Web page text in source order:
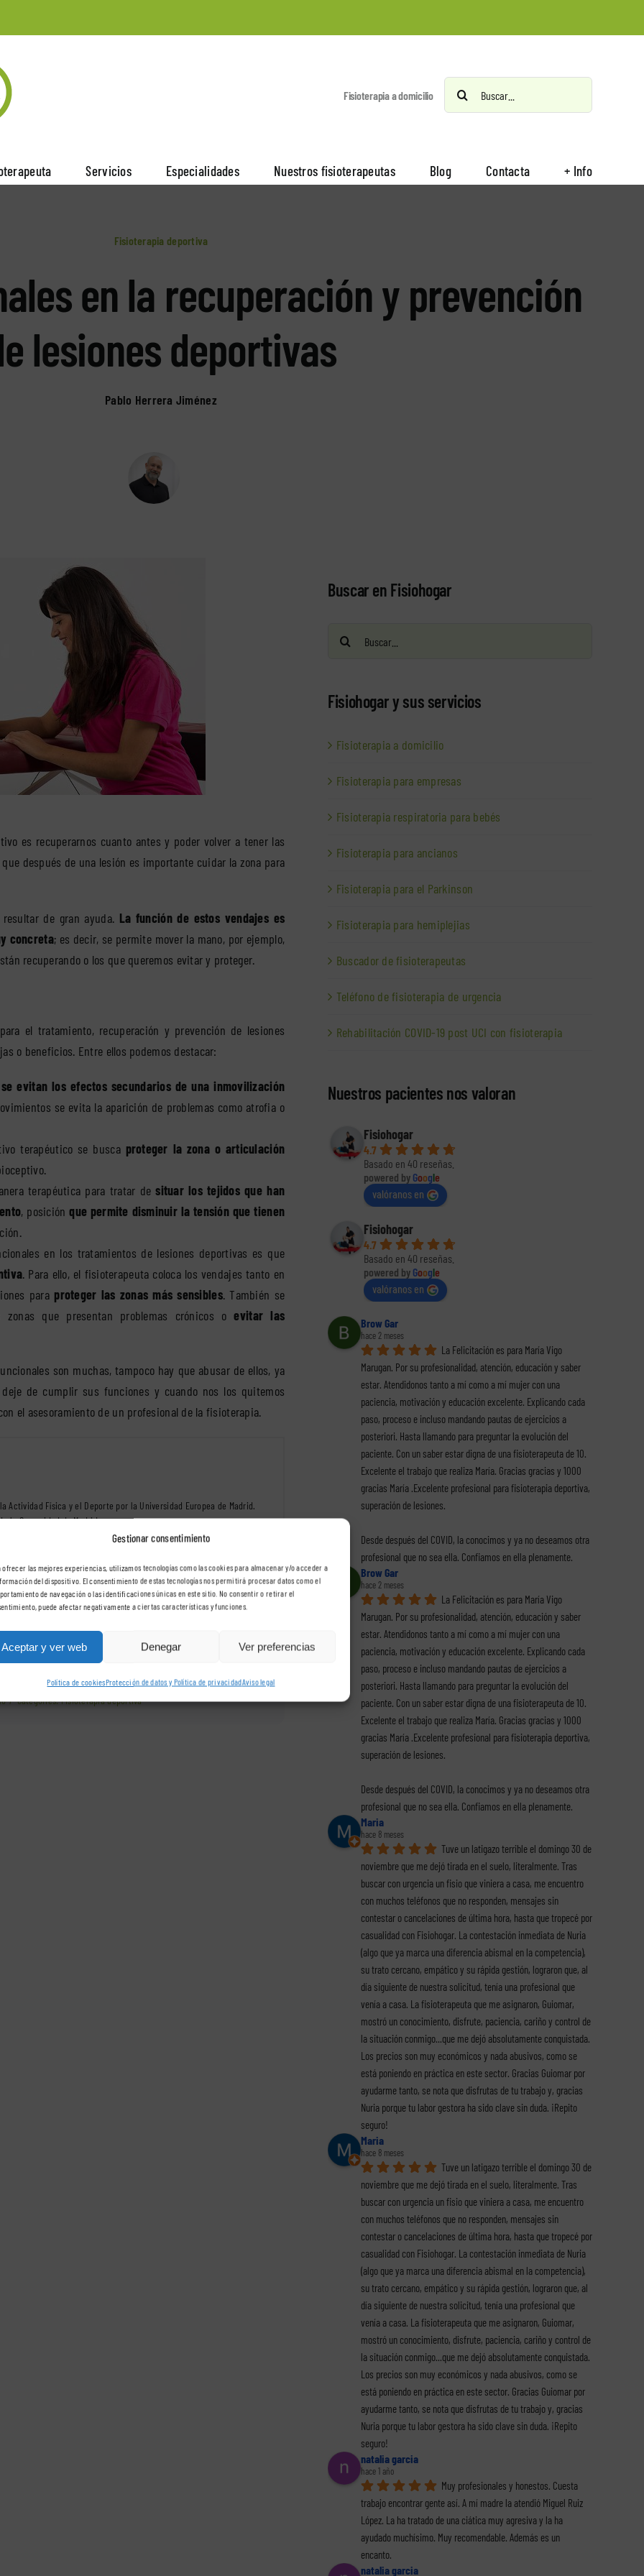
Gestionar consentimiento
ofrecer las mejores experiencias, utilizamos tecnologías como las cookies para almacenar y/o acceder a
del dispositivo. El consentimiento de estas tecnologías nos permitirá procesar datos como el
de navegación o las identificaciones únicas en este sitio. No consentir o retirar el
puede afectar negativamente a ciertas características y funciones.
Aceptar y ver web Denegar Ver preferencias
Política de cookiesProtección de datos y Política de privacidadAviso legal
Fisioterapia a domicilio
Buscar:
Servicios Especialidades Nuestros fisioterapeutas Blog Contacta + Info
Fisioterapia deportiva
en la recuperación y prevención
lesiones deportivas
Pablo Herrera Jiménez
es recuperarnos cuanto antes y poder volver a tener las
después de una lesión es importante cuidar la zona para
de gran ayuda. La función de estos vendajes es
concreta; es decir, se permite mover la mano, por ejemplo,
recuperando o los que queremos evitar y proteger.
el tratamiento, recuperación y prevención de lesiones
o beneficios. Entre ellos podemos destacar:
se evitan los efectos secundarios de una inmovilización
se evita la aparición de problemas como atrofia o
terapéutico se busca proteger la zona o articulación
terapéutica para tratar de situar los tejidos que han
, posiciónque permite disminuir la tensión que tienen
en los tratamientos de lesiones deportivas es que
. Para ello, el fisioterapeuta coloca los vendajes tanto en
para proteger las zonas más sensibles. También se
zonas que presentan problemas crónicos oevitar las
son muchas, tampoco hay que abusar de ellos, ya
de cumplir sus funciones y cuando nos los quitemos
el asesoramiento de un profesional de la fisioterapia.
Actividad Física y el Deporte por la Universidad Europea de Madrid.
la Comunidad de Madrid.
www.fisiohogar.com
/ Categories:Fisioterapia deportiva
Buscar en Fisiohogar
Buscar:
Fisiohogar y sus servicios
Fisioterapia a domicilio
Fisioterapia para empresas
Fisioterapia respiratoria para bebés
Fisioterapia para ancianos
Fisioterapia para el Parkinson
Fisioterapia para hemiplejias
Buscador de fisioterapeutas
Teléfono de fisioterapia de urgencia
Rehabilitación COVID-19 post UCI con fisioterapia
Nuestros pacientes nos valoran
Fisiohogar
4.7
Basado en 40 reseñas.
powered by Google
valóranos en
Fisiohogar
4.7
Basado en 40 reseñas.
powered by Google
valóranos en
Brow Gar
hace 2 meses
La Felicitación es para María Vigo
Marugan. Por su profesionalidad, atención, educación y saber
estar. Atendidonos tanto a mí como a mí mujer con una
paciencia, motivación y educación excelente. Explicando cada
paso, proceso e incluso mandando pautas de ejercicios a
posteriori. Hasta llamando para preguntar la evolución del
paciente. Con un saber estar digna de una fisioterapeuta de 10.
Excelente el trabajo que realiza María. Gracias gracias y 1000
gracias María .Excelente profesional para fisioterapia deportiva,
superación de lesiones.
Desde después del COVID, la conocimos y ya no deseamos otra
profesional que no sea ella. Confiamos en ella plenamente.
Brow Gar
hace 2 meses
La Felicitación es para María Vigo
Marugan. Por su profesionalidad, atención, educación y saber
estar. Atendidonos tanto a mí como a mí mujer con una
paciencia, motivación y educación excelente. Explicando cada
paso, proceso e incluso mandando pautas de ejercicios a
posteriori. Hasta llamando para preguntar la evolución del
paciente. Con un saber estar digna de una fisioterapeuta de 10.
Excelente el trabajo que realiza María. Gracias gracias y 1000
gracias María .Excelente profesional para fisioterapia deportiva,
superación de lesiones.
Desde después del COVID, la conocimos y ya no deseamos otra
profesional que no sea ella. Confiamos en ella plenamente.
Maria
hace 8 meses
Tuve un latigazo terrible el domingo 30 de
noviembre que me dejó tirada en el suelo, literalmente. Tras
buscar con urgencia un fisio que viniera a casa, me encuentro
con muchos teléfonos que no responden, mensajes sin
contestar o cancelaciones de última hora, hasta que tropecé por
casualidad con Fisiohogar. La contestación inmediata de Nuria
(algo que ya marca una diferencia abismal en la competencia),
su trato cercano, empático y su rápida gestión, lograron que, al
día siguiente de nuestra solicitud, tenía una profesional que
venía a casa. La fisioterapeuta que me asignaron, Guiomar,
mostró un conocimiento, disfrute, paciencia, cariño y control de
la situación conmigo...que me dejó absolutamente conquistada.
Los precios son muy económicos y nada abusivos, como se
está poniendo en práctica en este sector. Gracias Guiomar por
ayudarme tanto, se nota que disfrutas de tu trabajo y, gracias
Nuria porque tu labor gestora ha sido clave sin duda. ¡Repito
seguro!
Maria
hace 8 meses
Tuve un latigazo terrible el domingo 30 de
noviembre que me dejó tirada en el suelo, literalmente. Tras
buscar con urgencia un fisio que viniera a casa, me encuentro
con muchos teléfonos que no responden, mensajes sin
contestar o cancelaciones de última hora, hasta que tropecé por
casualidad con Fisiohogar. La contestación inmediata de Nuria
(algo que ya marca una diferencia abismal en la competencia),
su trato cercano, empático y su rápida gestión, lograron que, al
día siguiente de nuestra solicitud, tenía una profesional que
venía a casa. La fisioterapeuta que me asignaron, Guiomar,
mostró un conocimiento, disfrute, paciencia, cariño y control de
la situación conmigo...que me dejó absolutamente conquistada.
Los precios son muy económicos y nada abusivos, como se
está poniendo en práctica en este sector. Gracias Guiomar por
ayudarme tanto, se nota que disfrutas de tu trabajo y, gracias
Nuria porque tu labor gestora ha sido clave sin duda. ¡Repito
seguro!
natalia garcia
hace 1 año
Muy profesionales y honestos. Cuesta
trabajo encontrar gente así. A mí madre la atendió Miguel Ruiz
López. La ha tratado de una ciática muy agresiva y la ha
ayudado muchísimo. Muy recomendable. Además es un
encanto.
natalia garcia